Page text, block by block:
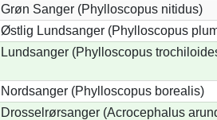
Grøn Sanger (Phylloscopus nitidus)
Østlig Lundsanger (Phylloscopus
Lundsanger (Phylloscopus
Nordsanger (Phylloscopus borealis)
Drosselrørsanger (Acrocephalus